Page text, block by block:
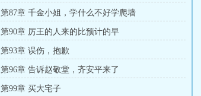
第87章 千金小姐，学什么不好学爬墙
第90章 厉王的人来的比预计的早
第93章 误伤，抱歉
第96章 告诉赵敬堂，齐安平来了
第99章 买大宅子